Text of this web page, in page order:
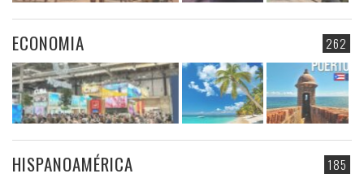
262
ECONOMIA
185
HISPANOAMÉRICA